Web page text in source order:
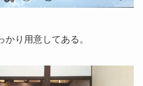
り用意してある。